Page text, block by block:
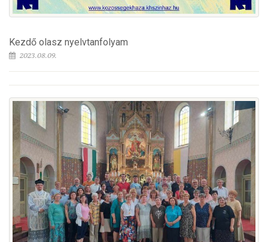
Kezdő olasz nyelvtanfolyam
2023.08.09.